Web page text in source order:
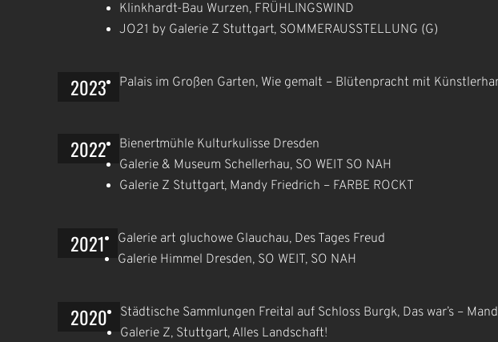
Klinkhardt-Bau Wurzen, FRÜHLINGSWIND
JO21 by Galerie Z Stuttgart, SOMMERAUSSTELLUNG (G)
2023 Palais im Großen Garten, Wie gemalt – Blütenpracht mit
2022
Bienertmühle Kulturkulisse Dresden
Galerie & Museum Schellerhau, SO WEIT SO NAH
Galerie Z Stuttgart, Mandy Friedrich – FARBE ROCKT
2021
Galerie art gluchowe Glauchau, Des Tages Freud
Galerie Himmel Dresden, SO WEIT, SO NAH
2020
Städtische Sammlungen Freital auf Schloss Burgk, Das war’s –
Galerie Z, Stuttgart, Alles Landschaft!